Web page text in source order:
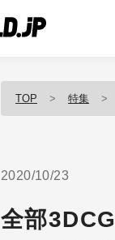
TOP 特集
2020/10/23
全部